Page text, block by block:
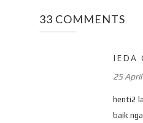
33 COMMENTS
IEDA
25
henti2
baik